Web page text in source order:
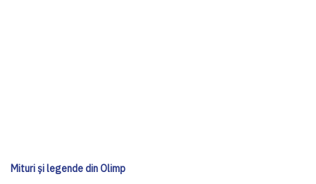
Mituri şi legende din Olimp